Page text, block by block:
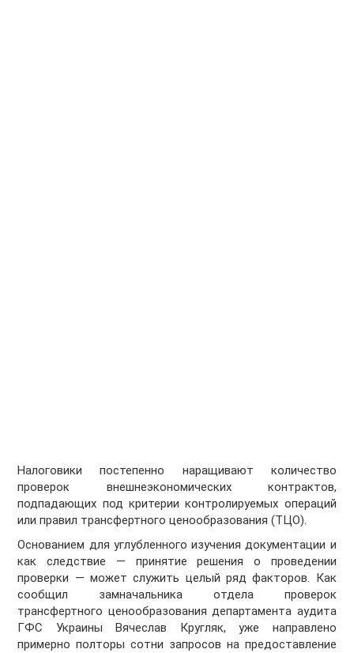
Налоговики постепенно наращивают количество
проверок внешнеэкономических контрактов,
подпадающих под критерии контролируемых операций
или правил трансфертного ценообразования (ТЦО).
Основанием для углубленного изучения документации и
как следствие — принятие решения о проведении
проверки — может служить целый ряд факторов. Как
сообщил замначальника отдела проверок
трансфертного ценообразования департамента аудита
ГФС Украины Вячеслав Кругляк, уже направлено
примерно полторы сотни запросов на предоставление